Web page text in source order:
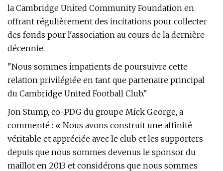
la Cambridge United Community Foundation en
offrant régulièrement des incitations pour collecter
des fonds pour l'association au cours de la dernière
décennie.
"Nous sommes impatients de poursuivre cette
relation privilégiée en tant que partenaire principal
du Cambridge United Football Club."
Jon Stump, co-PDG du groupe Mick George, a
commenté : « Nous avons construit une affinité
véritable et appréciée avec le club et les supporters
depuis que nous sommes devenus le sponsor du
maillot en 2013 et considérons que nous sommes